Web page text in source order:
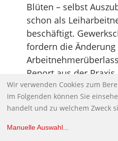
Blüten – selbst
schon als
beschäftigt.
fordern die Änderung
Report aus der Praxis.
Quelle: ver.di publik
Atom von gestern
Die neue Koalition
Technologie, was
Wir verwenden Cookies zum
Im Folgenden können Sie
handelt und zu welchem Zweck
Manuelle Auswahl...